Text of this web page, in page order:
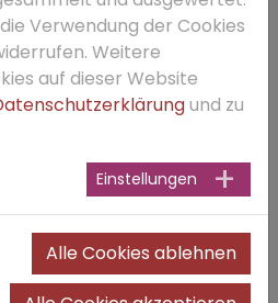
zwischen Frankreich und
Projekt der Deutsch- und
den Adenauer-de-
die die Referenten
haben, stieg die
als Fremdsprache um
wenn der
in ihrem „Mini-
viele unserer
könnte, sich intensiver mit
Verwendung der Cookies
Weitere
auf dieser Website
und zu
Einstellungen
Alle Cookies ablehnen